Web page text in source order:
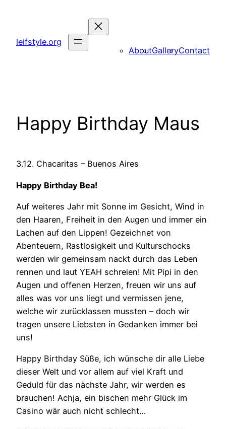
springen
leifstyle.org
AboutGalleryContact
Happy Birthday Maus
3.12. Chacaritas – Buenos Aires
Happy Birthday Bea!
Auf weiteres Jahr mit Sonne im Gesicht, Wind in
den Haaren, Freiheit in den Augen und immer ein
Lachen auf den Lippen! Gezeichnet von
Abenteuern, Rastlosigkeit und Kulturschocks
werden wir gemeinsam nackt durch das Leben
rennen und laut YEAH schreien! Mit Pipi in den
Augen und offenen Herzen, freuen wir uns auf
alles was vor uns liegt und vermissen jene,
welche wir zurücklassen mussten – doch wir
tragen unsere Liebsten in Gedanken immer bei
uns!
Happy Birthday Süße, ich wünsche dir alle Liebe
dieser Welt und vor allem auf viel Kraft und
Geduld für das nächste Jahr, wir werden es
brauchen! Achja, ein bischen mehr Glück im
Casino wär auch nicht schlecht…